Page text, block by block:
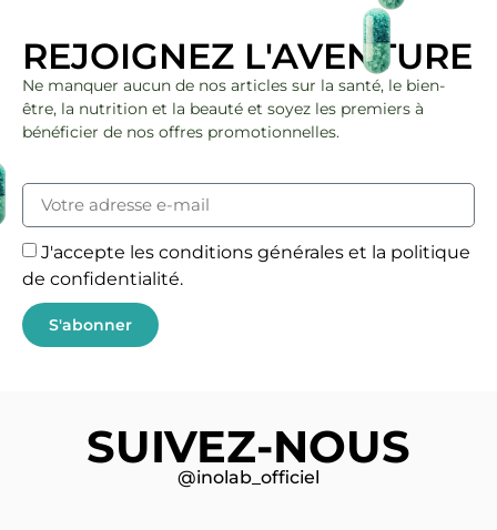
REJOIGNEZ L'AVENTURE
Ne manquer aucun de nos articles sur la santé, le bien-
être, la nutrition et la beauté et soyez les premiers à
bénéficier de nos offres promotionnelles.
J'accepte les conditions générales et la politique
de confidentialité.
S'abonner
SUIVEZ-NOUS
@inolab_officiel